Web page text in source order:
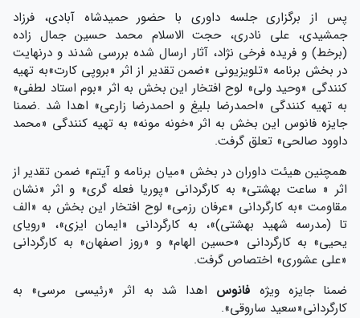
پس از برگزاری جلسه داوری با حضور حمیدشاه آبادی، فرزاد
جمشیدی، علی نادری، حجت الاسلام محمد حسین جمال زاده
(برخط) و فریده فرخی نژاد، آثار ارسال شده بررسی شدند و درنهایت
در بخش برنامه «تلویزیونی »ضمن تقدیر از اثر «بروپی کارت»به تهیه
کنندگی «وحید ولی» لوح افتخار این بخش به اثر «بوم استاد لطفی»
به تهیه کنندگی «احمدرضا بلیغ و احمدرضا زارعی» اهدا شد .ضمنا
جایزه فانوس این بخش به اثر «خونه مونه» به تهیه کنندگی «محمد
داوود صالحی» تعلق گرفت.
همچنین هیئت داوران در بخش «میان برنامه و آیتم» ضمن تقدیر از
اثر « ساعت بهشتی» به کارگردانی «پوریا فعله گری» و اثر «نشان
مقاومت »به کارگردانی «عرفان رزمی» لوح افتخار این بخش به «الف
تا (مدرسه شهید بهشتی)»، به کارگردانی «ایمان ایزی»، «رویای
یحیی» به کارگردانی «حسین الهام» و «روز اصفهان» به کارگردانی
«علی عشوری» اختصاص گرفت.
ضمنا جایزه ویژه فانوس اهدا شد به اثر «رئیسی مرسی» به
کارگردانی«سعید ساروقی».